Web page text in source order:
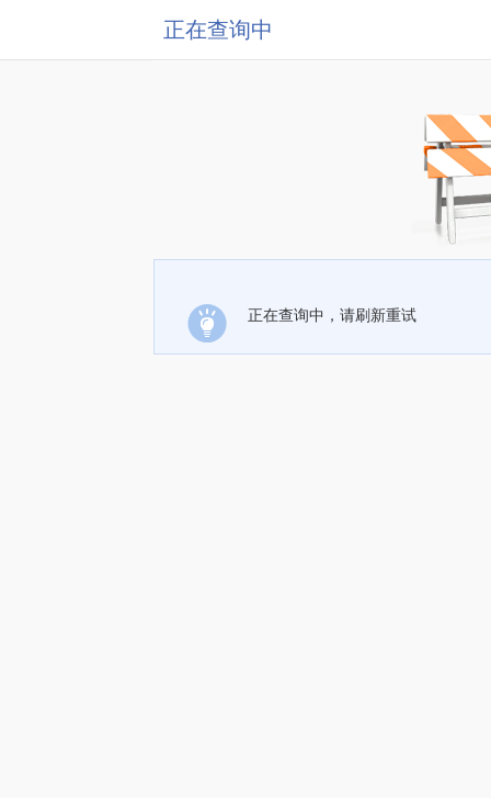
正在查询中
正在查询中，请刷新重试